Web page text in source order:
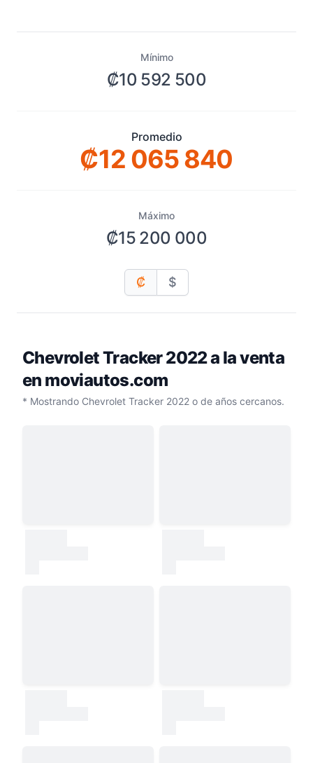
Mínimo
₡10 592 500
Promedio
₡12 065 840
Máximo
₡15 200 000
₡ $
Chevrolet Tracker 2022a la venta
en moviautos.com
* Mostrando Chevrolet Tracker 2022 o de años cercanos.